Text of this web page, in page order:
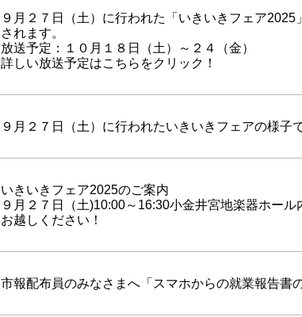
９月２７日（土）に行われた「いきいきフェア
されます。
放送予定：１０月１８日（土）～２４（金）
詳しい放送予定はこちらをクリック！
９月２７日（土）に行われたいきいきフェアの様子で
いきいきフェア2025のご案内
９月２７日（土)10:00～16:30小金井宮地楽器ホー
お越しください！
市報配布員のみなさまへ「スマホからの就業報告